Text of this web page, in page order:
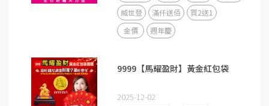
威世登
滿仟送佰
買2送1
金價
週年慶
9999【馬耀盈財】黃金紅包袋
2025-12-02